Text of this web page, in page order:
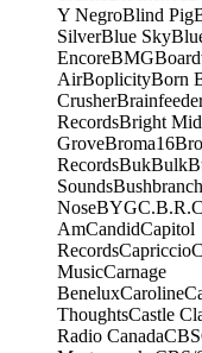
Y NegroBlind Pig
SilverBlue Sky
EncoreBMG
AirBoplicityBorn
Crusher
RecordsBright
GroveBroma16
RecordsBukBulk
SoundsBushbranch
NoseBYGC.B.R.
AmCandidCapitol
RecordsCapriccio
MusicCarnage
BeneluxCaroline
ThoughtsCastle
Radio CanadaCBS